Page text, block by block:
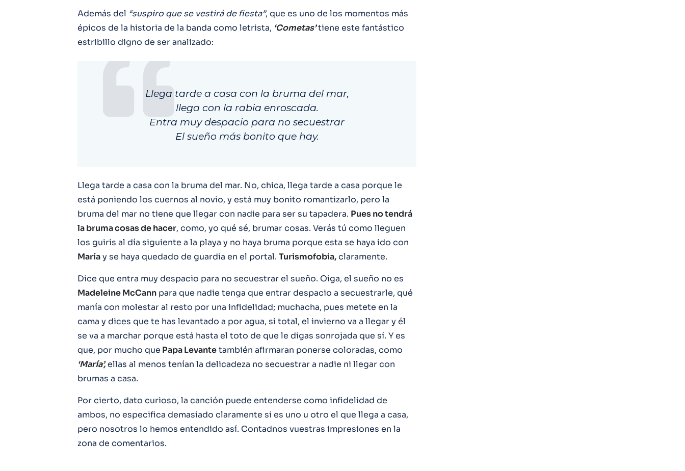
Además del “suspiro que se vestirá de fiesta”, que es uno de los momentos más
épicos de la historia de la banda como letrista, ‘Cometas’tiene este fantástico
estribillo digno de ser analizado:
Llega tarde a casa con la bruma del mar,
llega con la rabia enroscada.
Entra muy despacio para no secuestrar
El sueño más bonito que hay.
Llega tarde a casa con la bruma del mar. No, chica, llega tarde a casa porque le
está poniendo los cuernos al novio, y está muy bonito romantizarlo, pero la
bruma del mar no tiene que llegar con nadie para ser su tapadera. Pues no tendrá
la bruma cosas de hacer, como, yo qué sé, brumar cosas. Verás tú como lleguen
los guiris al día siguiente a la playa y no haya bruma porque esta se haya ido con
Maríay se haya quedado de guardia en el portal. Turismofobia,claramente.
Dice que entra muy despacio para no secuestrar el sueño. Oiga, el sueño no es
Madeleine McCann para que nadie tenga que entrar despacio a secuestrarle, qué
manía con molestar al resto por una infidelidad; muchacha, pues metete en la
cama y dices que te has levantado a por agua, si total, el invierno va a llegar y él
se va a marchar porque está hasta el toto de que le digas sonrojada que sí. Y es
que, por mucho que Papa Levantetambién afirmaran ponerse coloradas, como
‘María’,ellas al menos tenían la delicadeza no secuestrar a nadie ni llegar con
brumas a casa.
Por cierto, dato curioso, la canción puede entenderse como infidelidad de
ambos, no especifica demasiado claramente si es uno u otro el que llega a casa,
pero nosotros lo hemos entendido así. Contadnos vuestras impresiones en la
zona de comentarios.